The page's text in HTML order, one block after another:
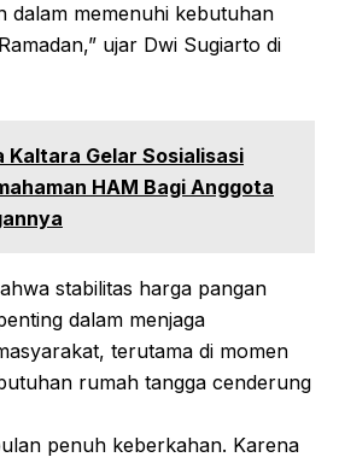
dalam memenuhi kebutuhan
ujar Dwi Sugiarto di
Kaltara Gelar Sosialisasi
HAM Bagi Anggota
stabilitas harga pangan
dalam menjaga
terutama di momen
rumah tangga cenderung
penuh keberkahan. Karena